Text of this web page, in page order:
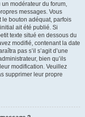
modérateur du forum,
messages. Vous
bouton adéquat, parfois
ait été publié. Si
texte situé en dessous du
modifié, contenant la date
pas s’il s’agit d’une
bien qu’ils
modification. Veuillez
supprimer leur propre